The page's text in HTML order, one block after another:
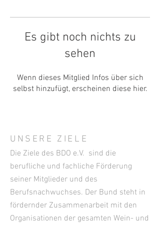
Es gibt noch nichts zu
sehen
Wenn dieses Mitglied Infos über sich
selbst hinzufügt, erscheinen diese hier.
UNSERE ZIELE
Die Ziele des BDO e.V. sind die
berufliche und fachliche Förderung
seiner Mitglieder und des
Berufsnachwuchses. Der Bund steht in
fördernder Zusammenarbeit mit den
Organisationen der gesamten Wein- und